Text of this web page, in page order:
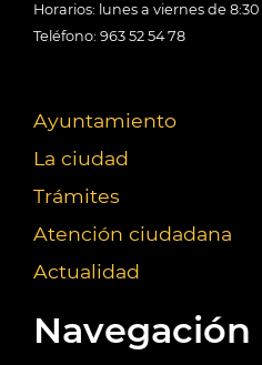
Horarios: lunes a viernes de 8:30
Teléfono: 963 52 54 78
Ayuntamiento
La ciudad
Trámites
Atención ciudadana
Actualidad
Navegación